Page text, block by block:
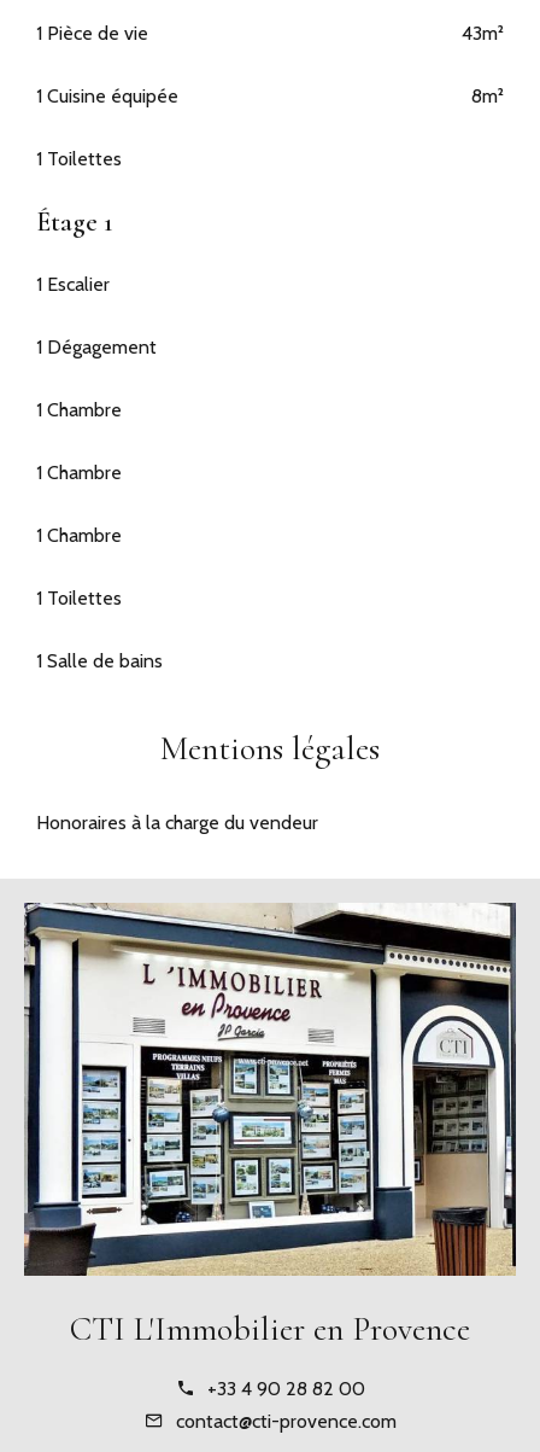
1 Pièce de vie 43m²
1 Cuisine équipée 8m²
1 Toilettes
Étage 1
1 Escalier
1 Dégagement
1 Chambre
1 Chambre
1 Chambre
1 Toilettes
1 Salle de bains
Mentions légales
Honoraires à la charge du vendeur
CTI L'Immobilier en Provence
+33 4 90 28 82 00
contact@cti-provence.com